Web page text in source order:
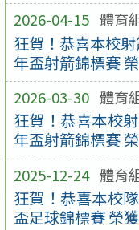
2026-04-15 體育
狂賀！恭喜本校
年盃射箭錦標賽
2026-03-30 體育
狂賀！恭喜本校
年盃射箭錦標賽
2025-12-24 體育
狂賀！恭喜本校
盃足球錦標賽 榮